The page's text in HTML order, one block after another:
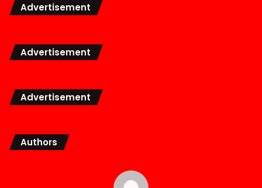
Advertisement
Advertisement
Advertisement
Authors